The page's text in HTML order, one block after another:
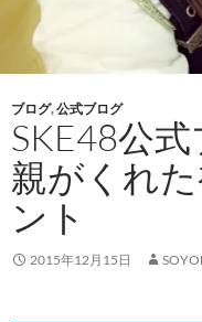
ブログ,公式ブログ
SKE48公
親がくれ
ント
2015年12月15日